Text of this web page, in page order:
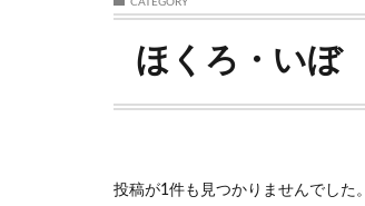
CATEGORY
ほくろ・いぼ
投稿が1件も見つかりませんでした。